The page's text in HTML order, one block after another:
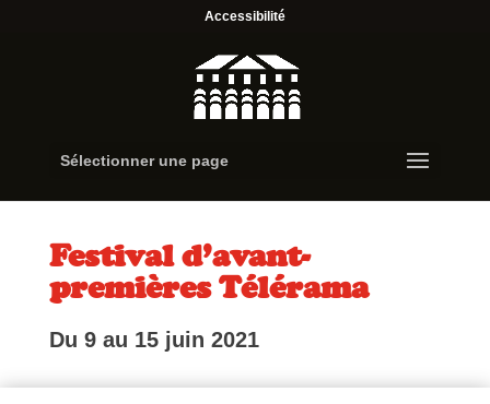
Accessibilité
Sélectionner une page
Festival d’avant-
premières Télérama
Du 9 au 15 juin 2021